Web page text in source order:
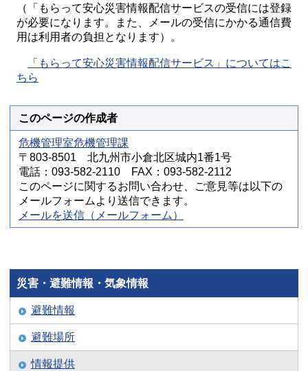
（「もらって安心災害情報配信サービスの受信には登録
が必要になります。また、メールの受信にかかる通信費
用は利用者の負担となります）。
「もらって安心災害情報配信サービス」についてはこ
ちら
このページの作成者
危機管理室危機管理課
〒803-8501 北九州市小倉北区城内1番1号
電話：093-582-2110 FAX：093-582-2112
このページに関するお問い合わせ、ご意見等は以下の
メールフォームより送信できます。
メールを送信（メールフォーム）
災害・避難情報・気象情報
避難情報
避難場所
情報提供